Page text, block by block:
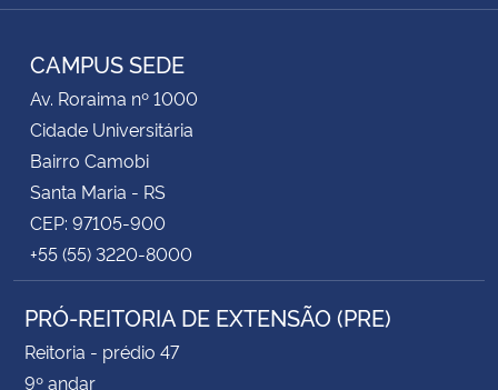
Instagram
Facebook
Twitter
RSS
CAMPUS SEDE
Av. Roraima nº 1000
Cidade Universitária
Bairro Camobi
Santa Maria - RS
CEP: 97105-900
+55 (55) 3220-8000
PRÓ-REITORIA DE EXTENSÃO (PRE)
Reitoria - prédio 47
9º andar